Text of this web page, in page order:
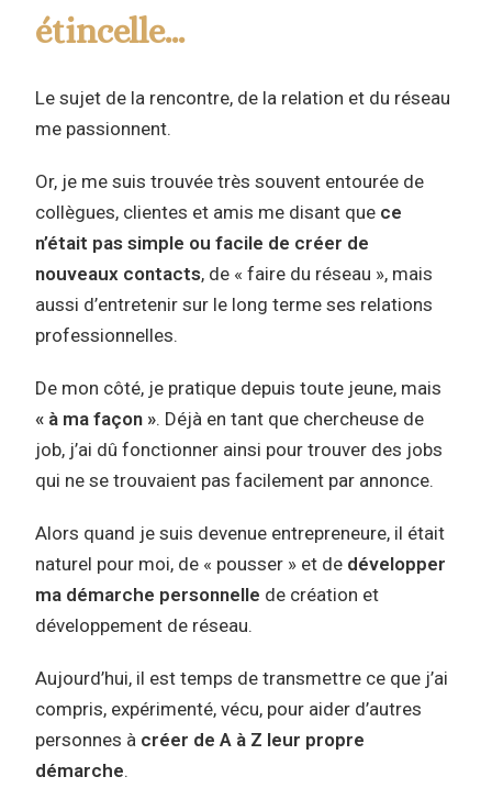
étincelle…
Le sujet de la rencontre, de la relation et du réseau
me passionnent.
Or, je me suis trouvée très souvent entourée de
collègues, clientes et amis me disant que ce
n’était pas simple ou facile de créer de
nouveaux contacts, de « faire du réseau », mais
aussi d’entretenir sur le long terme ses relations
professionnelles.
De mon côté, je pratique depuis toute jeune, mais
« à ma façon ». Déjà en tant que chercheuse de
job, j’ai dû fonctionner ainsi pour trouver des jobs
qui ne se trouvaient pas facilement par annonce.
Alors quand je suis devenue entrepreneure, il était
naturel pour moi, de « pousser » et de développer
ma démarche personnelle de création et
développement de réseau.
Aujourd’hui, il est temps de transmettre ce que j’ai
compris, expérimenté, vécu, pour aider d’autres
personnes à créer de A à Z leur propre
démarche.